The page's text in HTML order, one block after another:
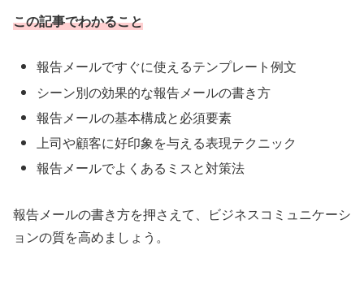
この記事でわかること
報告メールですぐに使えるテンプレート例文
シーン別の効果的な報告メールの書き方
報告メールの基本構成と必須要素
上司や顧客に好印象を与える表現テクニック
報告メールでよくあるミスと対策法
報告メールの書き方を押さえて、ビジネスコミュニケーシ
ョンの質を高めましょう。